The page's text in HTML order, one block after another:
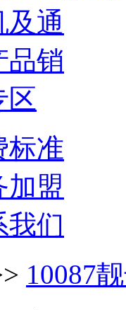
及通
品销
区
标准
加盟
我们
10087